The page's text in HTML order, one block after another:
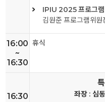
IPIU 2025 프로그램
김원준 프로그램위원
16:00
~
16:30
휴식
16:30
좌장 : 심